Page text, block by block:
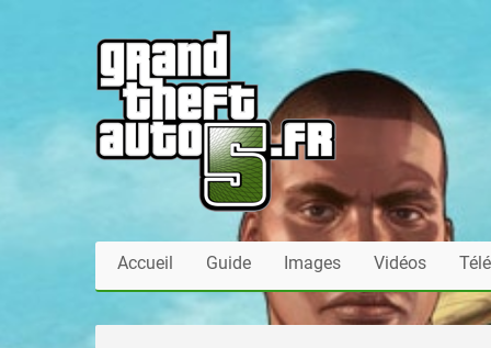
Accueil Guide Images Vidéos